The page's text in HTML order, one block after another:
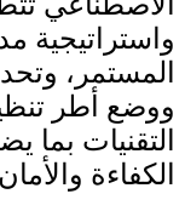
واستراتيجية
المستمر،
ووضع أطر
التقنيات
الكفاءة